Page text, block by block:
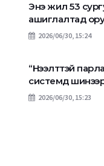
Энэ жил 53
ашиглалтад
2026/06/30, 15:24
“Нээлттэй
системд
2026/06/30, 15:23